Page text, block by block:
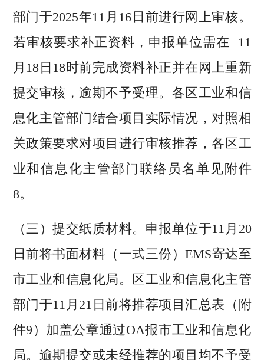
部门于2025年11月16日前进行网上审核。
若审核要求补正资料，申报单位需在 11
月18日18时前完成资料补正并在网上重新
提交审核，逾期不予受理。各区工业和信
息化主管部门结合项目实际情况，对照相
关政策要求对项目进行审核推荐，各区工
业和信息化主管部门联络员名单见附件
8。
（三）提交纸质材料。申报单位于11月20
日前将书面材料（一式三份）EMS寄达至
市工业和信息化局。区工业和信息化主管
部门于11月21日前将推荐项目汇总表（附
件9）加盖公章通过OA报市工业和信息化
局。逾期提交或未经推荐的项目均不予受